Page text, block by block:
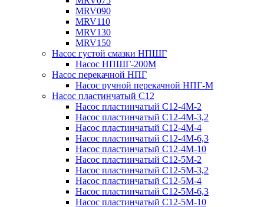
MRV090
MRV110
MRV130
MRV150
Насос густой смазки НПШГ
Насос НПШГ-200М
Насос перекачной НПГ
Насос ручной перекачной НПГ-М
Насос пластинчатый С12
Насос пластинчатый С12-4М-2
Насос пластинчатый С12-4М-3,2
Насос пластинчатый С12-4М-4
Насос пластинчатый С12-4М-6,3
Насос пластинчатый С12-4М-10
Насос пластинчатый С12-5М-2
Насос пластинчатый С12-5М-3,2
Насос пластинчатый С12-5М-4
Насос пластинчатый С12-5М-6,3
Насос пластинчатый С12-5М-10